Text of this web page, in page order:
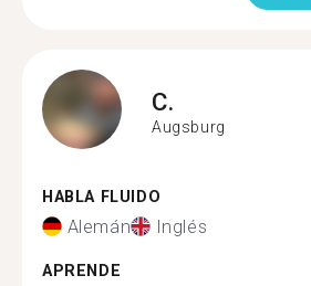
C.
Augsburg
HABLA FLUIDO
Alemán Inglés
APRENDE